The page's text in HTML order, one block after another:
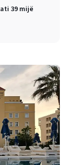
39 mijë